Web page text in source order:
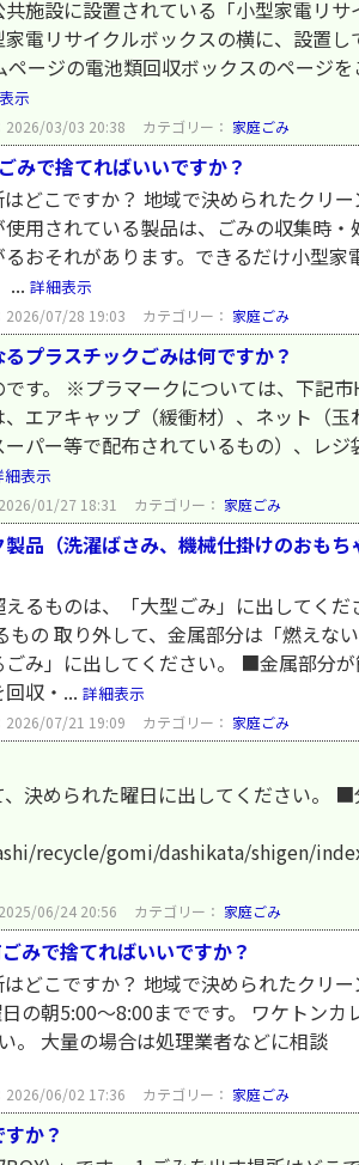
施設に設置されている「小型家電リサ
電リサイクルボックスの横に、設置
ージの電池類回収ボックスのページ
示
2026/03/03 20:38 カテゴリー： 家庭ごみ
みで捨てればいいですか？
はどこですか？ 地域で決められたクリ
用されている製品は、ごみの収集時・
おそれがあります。できるだけ小型家
... 詳細表示
2026/07/28 19:03 カテゴリー： 家庭ごみ
プラスチックごみは何ですか？
す。 ※プラマークについては、下記
エアキャップ（緩衝材）、ネット（
パー等で配布されているもの）、レ
細表示
01/27 18:31 カテゴリー： 家庭ごみ
品（洗濯ばさみ、機械仕掛けのおも
るものは、「大型ごみ」に出してく
の 取り外して、金属部分は「燃えな
み」に出してください。 ■金属部分
収・... 詳細表示
2026/07/21 19:09 カテゴリー： 家庭ごみ
決められた曜日に出してください。
recycle/gomi/dashikata/shigen/
06/24 20:56 カテゴリー： 家庭ごみ
みで捨てればいいですか？
はどこですか？ 地域で決められたクリ
の朝5:00～8:00までです。 ワケトン
い。 大量の場合は処理業者などに相
2026/06/02 17:36 カテゴリー： 家庭ごみ
か？